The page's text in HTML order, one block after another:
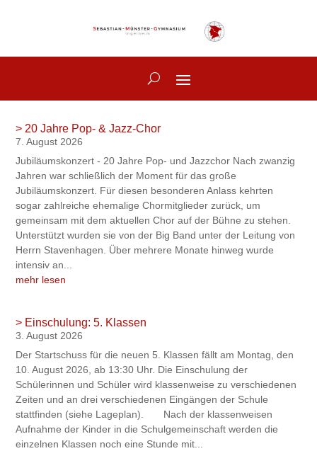
> 20 Jahre Pop- & Jazz-Chor
7. August 2026
Jubiläumskonzert - 20 Jahre Pop- und Jazzchor Nach zwanzig
Jahren war schließlich der Moment für das große
Jubiläumskonzert. Für diesen besonderen Anlass kehrten
sogar zahlreiche ehemalige Chormitglieder zurück, um
gemeinsam mit dem aktuellen Chor auf der Bühne zu stehen.
Unterstützt wurden sie von der Big Band unter der Leitung von
Herrn Stavenhagen. Über mehrere Monate hinweg wurde
intensiv an...
mehr lesen
> Einschulung: 5. Klassen
3. August 2026
Der Startschuss für die neuen 5. Klassen fällt am Montag, den
10. August 2026, ab 13:30 Uhr. Die Einschulung der
Schülerinnen und Schüler wird klassenweise zu verschiedenen
Zeiten und an drei verschiedenen Eingängen der Schule
stattfinden (siehe Lageplan). Nach der klassenweisen
Aufnahme der Kinder in die Schulgemeinschaft werden die
einzelnen Klassen noch eine Stunde mit...